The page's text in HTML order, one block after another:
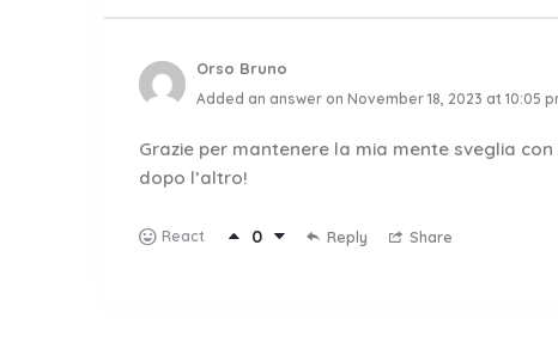
Orso Bruno
Added an answer on November 18, 2023 at 10:05
Grazie per mantenere la mia mente sveglia
dopo l’altro!
React 0 Reply Share